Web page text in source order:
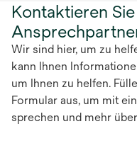
Kontaktieren
Wir sind hier, um zu
kann Ihnen
um Ihnen zu helfen.
Formular aus, um mit
sprechen und mehr